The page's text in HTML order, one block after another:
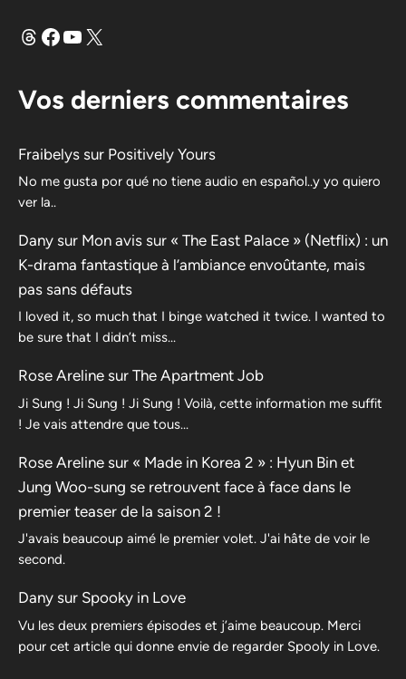
FilsFacebook
YouTube
X
Vos derniers commentaires
Fraibelys sur Positively Yours
No me gusta por qué no tiene audio en español..y yo quiero
ver la..
Dany sur Mon avis sur « The East Palace » (Netflix) : un
K-drama fantastique à l’ambiance envoûtante, mais
pas sans défauts
I loved it, so much that I binge watched it twice. I wanted to
be sure that I didn’t miss…
Rose Areline sur The Apartment Job
Ji Sung ! Ji Sung ! Ji Sung ! Voilà, cette information me suffit
! Je vais attendre que tous…
Rose Areline sur « Made in Korea 2 » : Hyun Bin et
Jung Woo-sung se retrouvent face à face dans le
premier teaser de la saison 2 !
J'avais beaucoup aimé le premier volet. J'ai hâte de voir le
second.
Dany sur Spooky in Love
Vu les deux premiers épisodes et j’aime beaucoup. Merci
pour cet article qui donne envie de regarder Spooly in Love.